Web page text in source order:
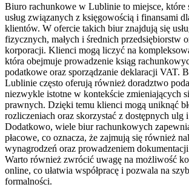
Biuro rachunkowe w Lublinie to miejsce, które
usług związanych z księgowością i finansami
klientów. W ofercie takich biur znajdują się
fizycznych, małych i średnich przedsiębiorstw
korporacji. Klienci mogą liczyć na
która obejmuje prowadzenie ksiąg
podatkowe oraz sporządzanie deklaracji VAT.
Lublinie często oferują również doradztwo
niezwykle istotne w kontekście zmieniających
prawnych. Dzięki temu klienci mogą uniknąć
rozliczeniach oraz skorzystać z dostępnych ulg
Dodatkowo, wiele biur rachunkowych
płacowe, co oznacza, że zajmują się również
wynagrodzeń oraz prowadzeniem
Warto również zwrócić uwagę na możliwość
online, co ułatwia współpracę i pozwala na
formalności.